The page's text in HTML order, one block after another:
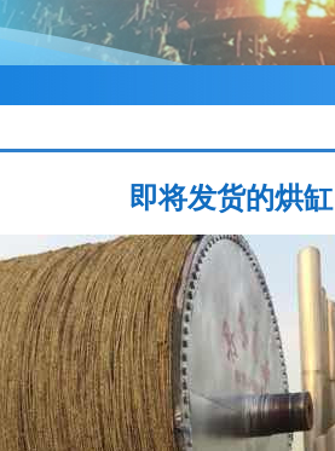
即将发货的烘缸